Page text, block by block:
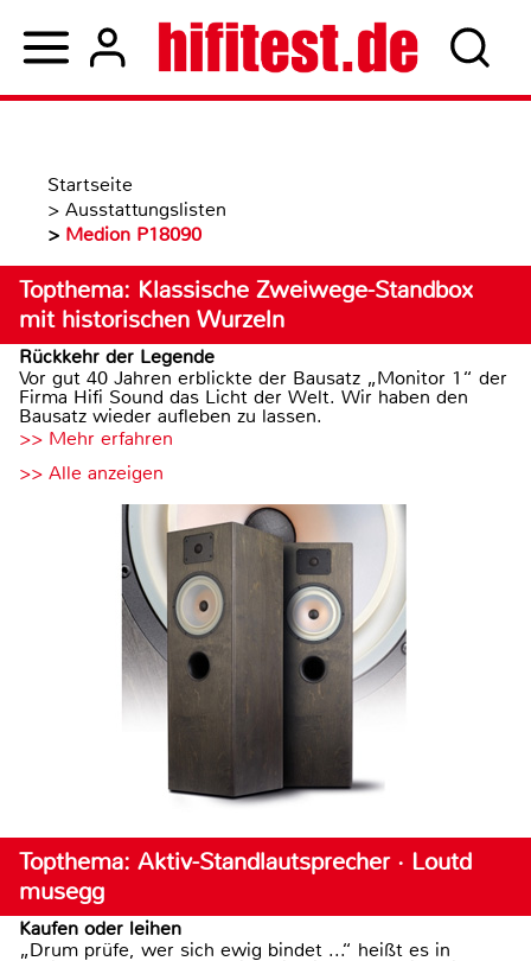
Startseite
> Ausstattungslisten
> Medion P18090
Topthema: Klassische Zweiwege-Standbox
mit historischen Wurzeln
Rückkehr der Legende
Vor gut 40 Jahren erblickte der Bausatz „Monitor 1“ der
Firma Hifi Sound das Licht der Welt. Wir haben den
Bausatz wieder aufleben zu lassen.
>> Mehr erfahren
>> Alle anzeigen
Topthema: Aktiv-Standlautsprecher · Loutd
musegg
Kaufen oder leihen
„Drum prüfe, wer sich ewig bindet ...“ heißt es in